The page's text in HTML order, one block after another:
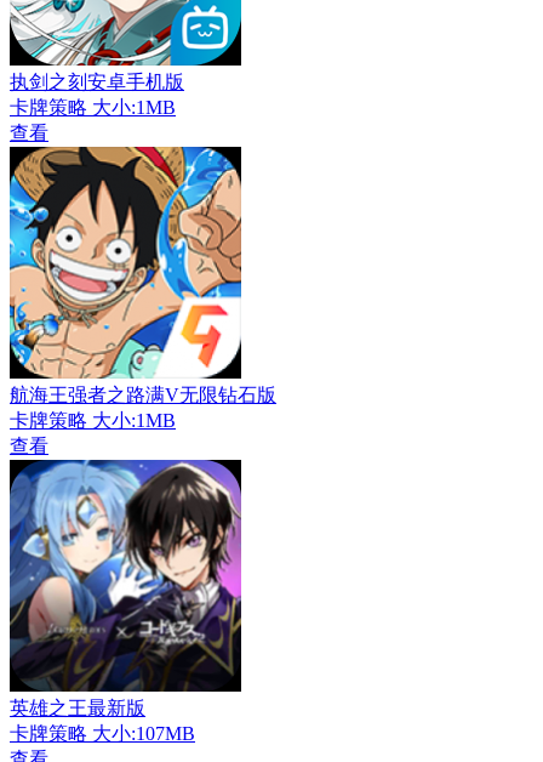
执剑之刻安卓手机版
卡牌策略 大小:1MB
查看
航海王强者之路满V无限钻石版
卡牌策略 大小:1MB
查看
英雄之王最新版
卡牌策略 大小:107MB